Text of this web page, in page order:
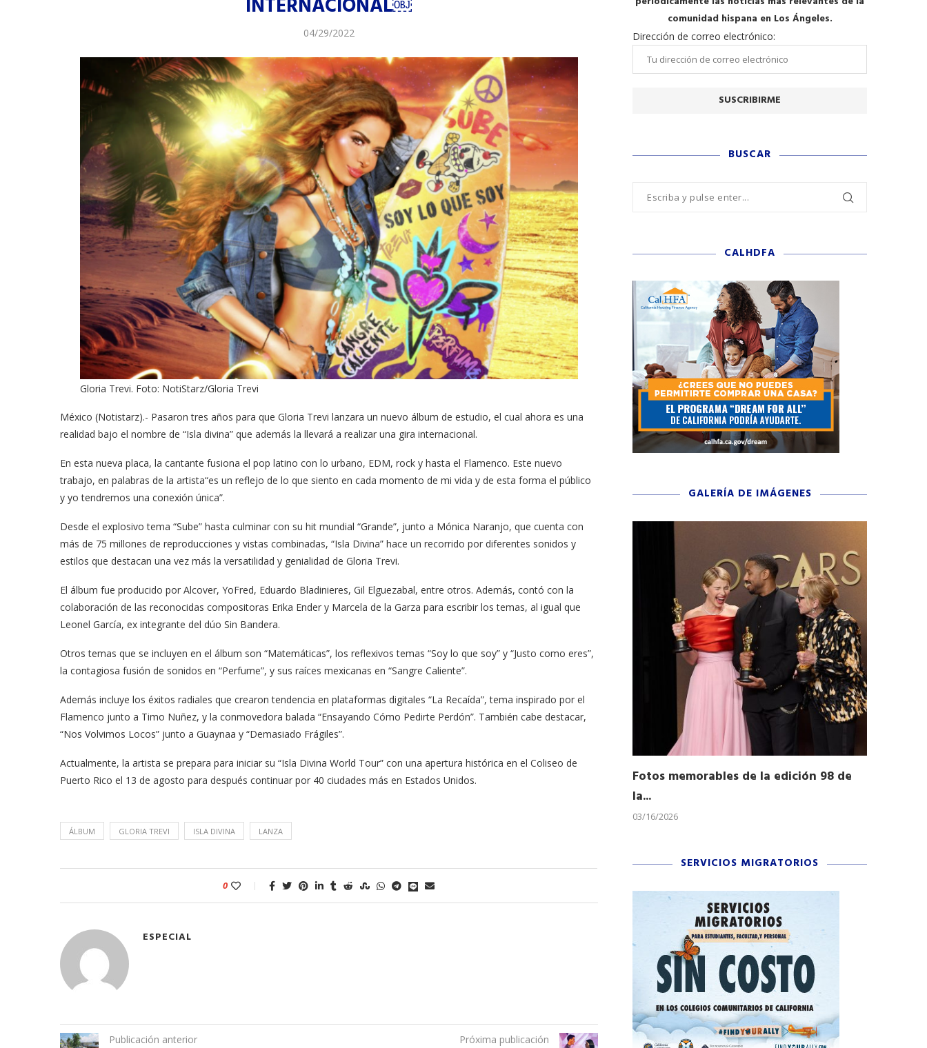
INTERNACIONAL￼
04/29/2022
Gloria Trevi. Foto: NotiStarz/Gloria Trevi
México (Notistarz).- Pasaron tres años para que Gloria Trevi lanzara un nuevo álbum de estudio, el cual ahora es una
realidad bajo el nombre de “Isla divina” que además la llevará a realizar una gira internacional.
En esta nueva placa, la cantante fusiona el pop latino con lo urbano, EDM, rock y hasta el Flamenco. Este nuevo
trabajo, en palabras de la artista“es un reflejo de lo que siento en cada momento de mi vida y de esta forma el público
y yo tendremos una conexión única”.
Desde el explosivo tema “Sube” hasta culminar con su hit mundial “Grande”, junto a Mónica Naranjo, que cuenta con
más de 75 millones de reproducciones y vistas combinadas, “Isla Divina” hace un recorrido por diferentes sonidos y
estilos que destacan una vez más la versatilidad y genialidad de Gloria Trevi.
El álbum fue producido por Alcover, YoFred, Eduardo Bladinieres, Gil Elguezabal, entre otros. Además, contó con la
colaboración de las reconocidas compositoras Erika Ender y Marcela de la Garza para escribir los temas, al igual que
Leonel García, ex integrante del dúo Sin Bandera.
Otros temas que se incluyen en el álbum son “Matemáticas”, los reflexivos temas “Soy lo que soy” y “Justo como eres”,
la contagiosa fusión de sonidos en “Perfume”, y sus raíces mexicanas en “Sangre Caliente”.
Además incluye los éxitos radiales que crearon tendencia en plataformas digitales “La Recaída”, tema inspirado por el
Flamenco junto a Timo Nuñez, y la conmovedora balada “Ensayando Cómo Pedirte Perdón”. También cabe destacar,
“Nos Volvimos Locos” junto a Guaynaa y “Demasiado Frágiles”.
Actualmente, la artista se prepara para iniciar su “Isla Divina World Tour” con una apertura histórica en el Coliseo de
Puerto Rico el 13 de agosto para después continuar por 40 ciudades más en Estados Unidos.
ÁLBUM GLORIA TREVI ISLA DIVINA LANZA
0
ESPECIAL
Publicación anterior Próxima publicación
comunidad hispana en Los Ángeles.
Dirección de correo electrónico:
BUSCAR
CALHDFA
GALERÍA DE IMÁGENES
imágenes de ‘Velvet
Fabiola Guajardo e Iván Arana recorren Cuchicheos del Latin Grammy 2024
Fotos memorables de la edición 98 de
la...
03/16/2026
SERVICIOS MIGRATORIOS